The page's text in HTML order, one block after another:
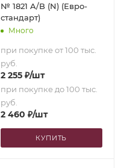
№ 1821 A/B (N) (Евро-
стандарт)
Много
при покупке от 100 тыс.
руб.
2 255₽/шт
при покупке до 100 тыс.
руб.
2 460 ₽/шт
КУПИТЬ